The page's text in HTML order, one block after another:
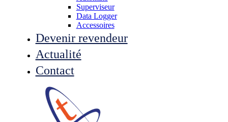
Superviseur
Data Logger
Accessoires
Devenir revendeur
Actualité
Contact